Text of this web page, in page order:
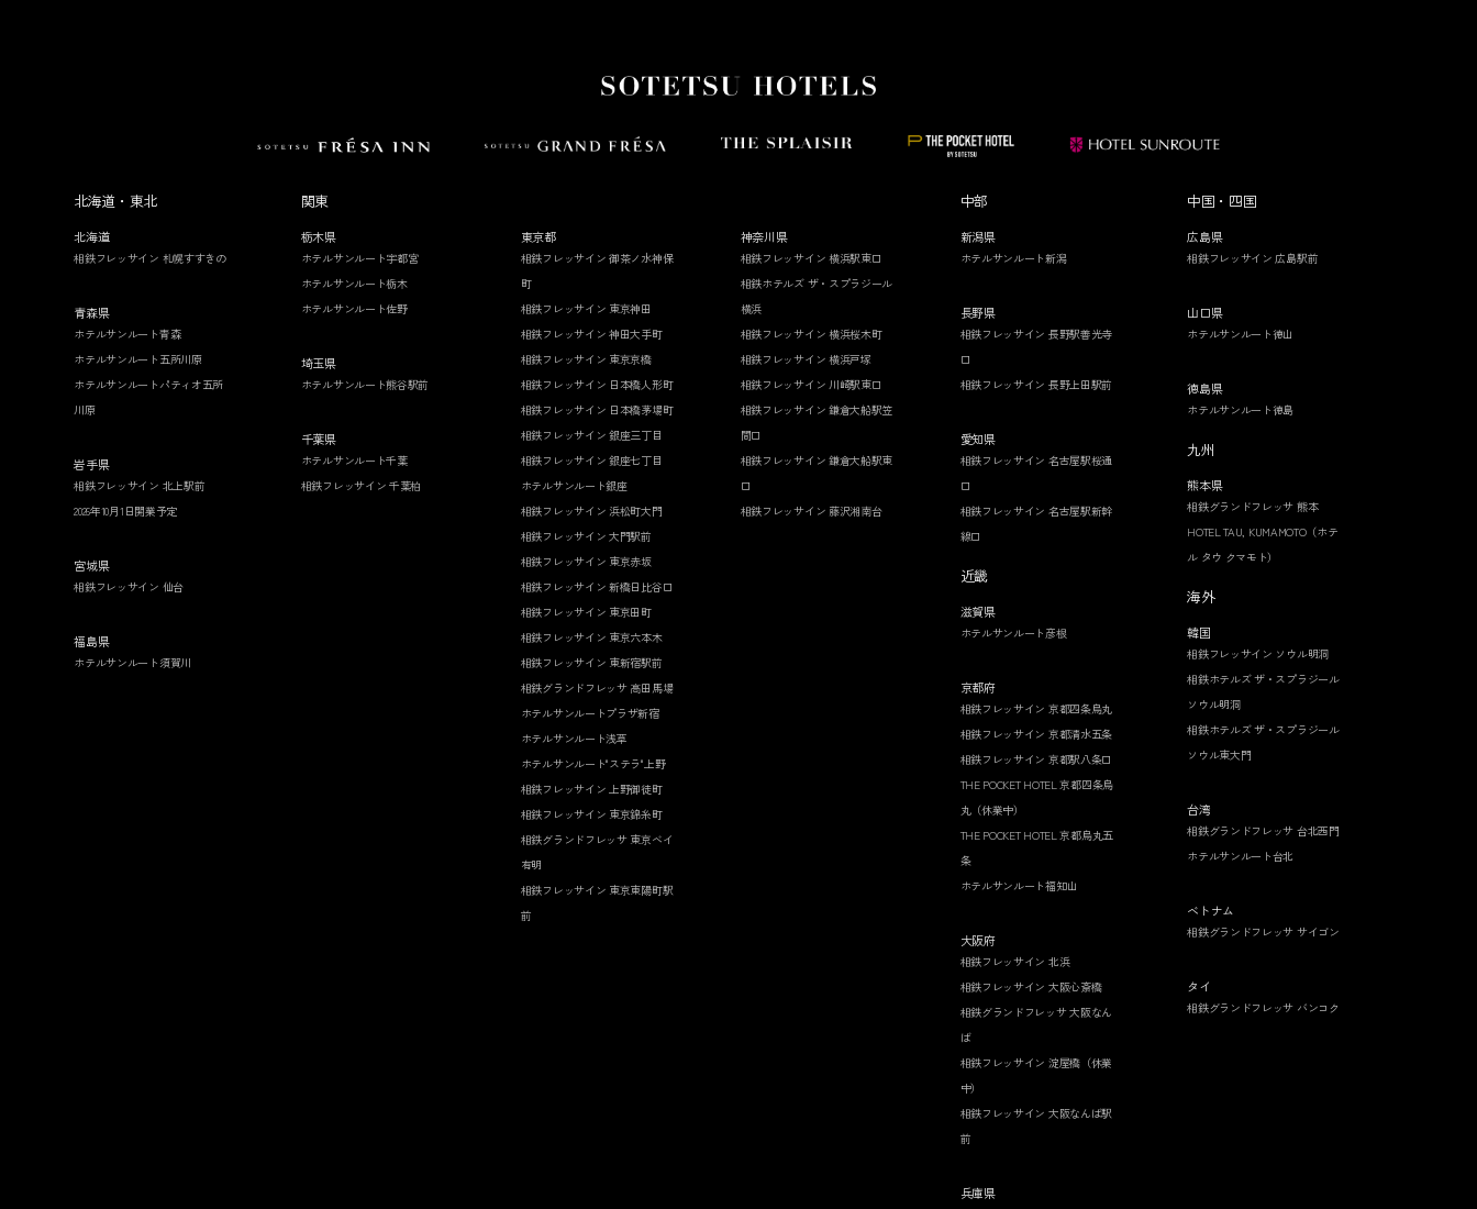
北海道・東北
北海道
相鉄フレッサイン 札幌すすきの
青森県
ホテルサンルート青森
ホテルサンルート五所川原
ホテルサンルートパティオ五所
川原
岩手県
相鉄フレッサイン 北上駅前
2026年10月1日開業予定
宮城県
相鉄フレッサイン 仙台
福島県
ホテルサンルート須賀川
関東
栃木県
ホテルサンルート宇都宮
ホテルサンルート栃木
ホテルサンルート佐野
埼玉県
ホテルサンルート熊谷駅前
千葉県
ホテルサンルート千葉
相鉄フレッサイン 千葉柏
東京都
相鉄フレッサイン 御茶ノ水神保
町
相鉄フレッサイン 東京神田
相鉄フレッサイン 神田大手町
相鉄フレッサイン 東京京橋
相鉄フレッサイン 日本橋人形町
相鉄フレッサイン 日本橋茅場町
相鉄フレッサイン 銀座三丁目
相鉄フレッサイン 銀座七丁目
ホテルサンルート銀座
相鉄フレッサイン 浜松町大門
相鉄フレッサイン 大門駅前
相鉄フレッサイン 東京赤坂
相鉄フレッサイン 新橋日比谷口
相鉄フレッサイン 東京田町
相鉄フレッサイン 東京六本木
相鉄フレッサイン 東新宿駅前
相鉄グランドフレッサ 高田馬場
ホテルサンルートプラザ新宿
ホテルサンルート浅草
ホテルサンルート"ステラ"上野
相鉄フレッサイン 上野御徒町
相鉄フレッサイン 東京錦糸町
相鉄グランドフレッサ 東京ベイ
有明
相鉄フレッサイン 東京東陽町駅
前
神奈川県
相鉄フレッサイン 横浜駅東口
相鉄ホテルズ ザ・スプラジール
横浜
相鉄フレッサイン 横浜桜木町
相鉄フレッサイン 横浜戸塚
相鉄フレッサイン 川崎駅東口
相鉄フレッサイン 鎌倉大船駅笠
間口
相鉄フレッサイン 鎌倉大船駅東
口
相鉄フレッサイン 藤沢湘南台
中部
新潟県
ホテルサンルート新潟
長野県
相鉄フレッサイン 長野駅善光寺
口
相鉄フレッサイン 長野上田駅前
愛知県
相鉄フレッサイン 名古屋駅桜通
口
相鉄フレッサイン 名古屋駅新幹
線口
近畿
滋賀県
ホテルサンルート彦根
京都府
相鉄フレッサイン 京都四条烏丸
相鉄フレッサイン 京都清水五条
相鉄フレッサイン 京都駅八条口
THE POCKET HOTEL 京都四条烏
丸（休業中）
THE POCKET HOTEL 京都烏丸五
条
ホテルサンルート福知山
大阪府
相鉄フレッサイン 北浜
相鉄フレッサイン 大阪心斎橋
相鉄グランドフレッサ 大阪なん
ば
相鉄フレッサイン 淀屋橋（休業
中）
相鉄フレッサイン 大阪なんば駅
前
兵庫県
中国・四国
広島県
相鉄フレッサイン 広島駅前
山口県
ホテルサンルート徳山
徳島県
ホテルサンルート徳島
九州
熊本県
相鉄グランドフレッサ 熊本
HOTEL TAU, KUMAMOTO（ホテ
ル タウ クマモト）
海外
韓国
相鉄フレッサイン ソウル明洞
相鉄ホテルズ ザ・スプラジール
ソウル明洞
相鉄ホテルズ ザ・スプラジール
ソウル東大門
台湾
相鉄グランドフレッサ 台北西門
ホテルサンルート台北
ベトナム
相鉄グランドフレッサ サイゴン
タイ
相鉄グランドフレッサ バンコク